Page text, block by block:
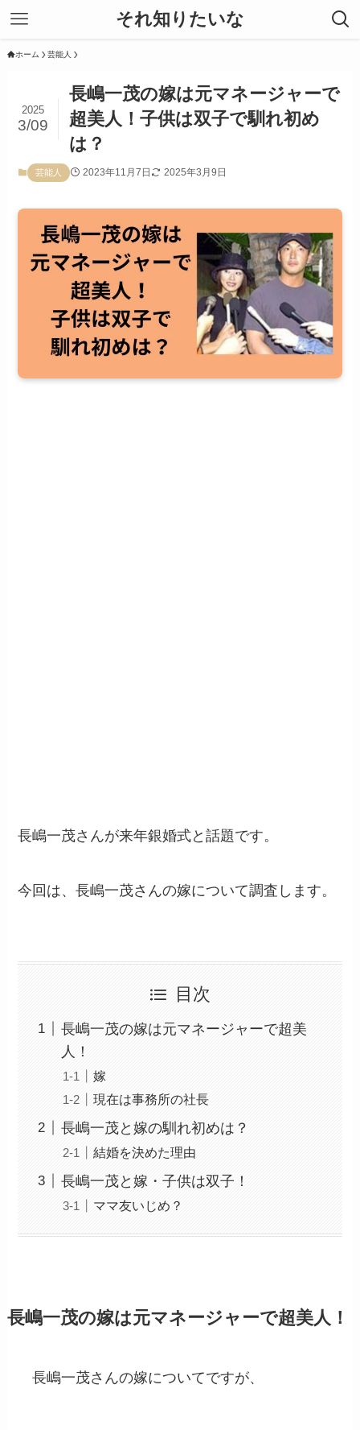
それ知りたいな
ホーム 芸能人
長嶋一茂の嫁は元マネージャーで
超美人！子供は双子で馴れ初め
は？
2025
3/09
芸能人 2023年11月7日 2025年3月9日
長嶋一茂さんが来年銀婚式と話題です。
今回は、長嶋一茂さんの嫁について調査します。
目次
長嶋一茂の嫁は元マネージャーで超美
人！
嫁
現在は事務所の社長
長嶋一茂と嫁の馴れ初めは？
結婚を決めた理由
長嶋一茂と嫁・子供は双子！
ママ友いじめ？
長嶋一茂の嫁は元マネージャーで超美人！
長嶋一茂さんの嫁についてですが、